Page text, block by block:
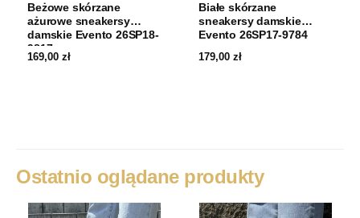
Beżowe skórzane
ażurowe sneakersy
damskie Evento 26SP18-
9817
169,00zł
Białe skórzane
sneakersy damskie
Evento 26SP17-9784
179,00zł
Ostatnio oglądane produkty